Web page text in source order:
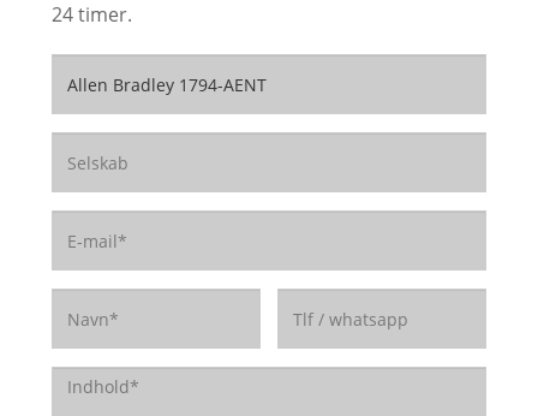
24 timer.